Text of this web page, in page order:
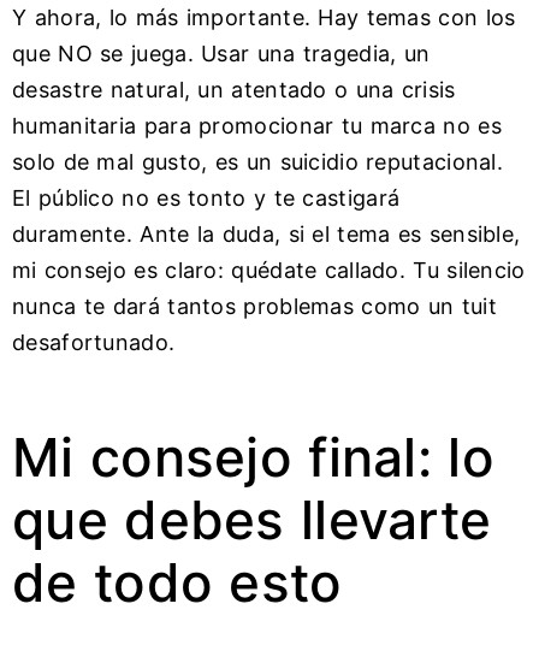
Y ahora, lo más importante. Hay temas con los
que NO se juega. Usar una tragedia, un
desastre natural, un atentado o una crisis
humanitaria para promocionar tu marca no es
solo de mal gusto, es un suicidio reputacional.
El público no es tonto y te castigará
duramente. Ante la duda, si el tema es sensible,
mi consejo es claro: quédate callado. Tu silencio
nunca te dará tantos problemas como un tuit
desafortunado.
Mi consejo final: lo
que debes llevarte
de todo esto